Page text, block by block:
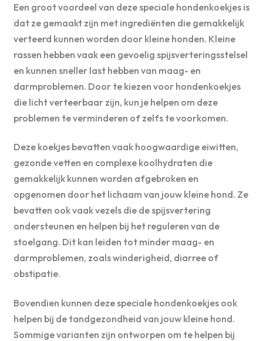
Een groot voordeel van deze speciale hondenkoekjes is
dat ze gemaakt zijn met ingrediënten die gemakkelijk
verteerd kunnen worden door kleine honden. Kleine
rassen hebben vaak een gevoelig spijsverteringsstelsel
en kunnen sneller last hebben van maag- en
darmproblemen. Door te kiezen voor hondenkoekjes
die licht verteerbaar zijn, kun je helpen om deze
problemen te verminderen of zelfs te voorkomen.
Deze koekjes bevatten vaak hoogwaardige eiwitten,
gezonde vetten en complexe koolhydraten die
gemakkelijk kunnen worden afgebroken en
opgenomen door het lichaam van jouw kleine hond. Ze
bevatten ook vaak vezels die de spijsvertering
ondersteunen en helpen bij het reguleren van de
stoelgang. Dit kan leiden tot minder maag- en
darmproblemen, zoals winderigheid, diarree of
obstipatie.
Bovendien kunnen deze speciale hondenkoekjes ook
helpen bij de tandgezondheid van jouw kleine hond.
Sommige varianten zijn ontworpen om te helpen bij